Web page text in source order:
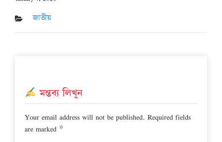
Posted
on
জাতীয়
মন্তব্য লিখুন
Your email address will not be published. Required fields
are marked *